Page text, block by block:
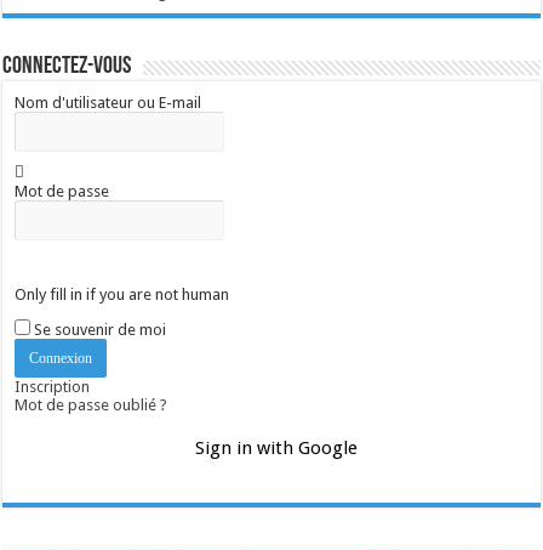
Connectez-vous
Nom d'utilisateur ou E-mail
Mot de passe
Only fill in if you are not human
Se souvenir de moi
Inscription
Mot de passe oublié ?
Sign in with Google